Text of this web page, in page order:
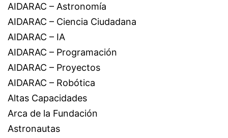
AIDARAC – Astronomía
AIDARAC – Ciencia Ciudadana
AIDARAC – IA
AIDARAC – Programación
AIDARAC – Proyectos
AIDARAC – Robótica
Altas Capacidades
Arca de la Fundación
Astronautas